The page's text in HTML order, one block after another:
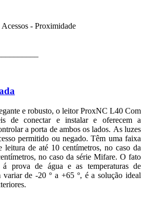
- Proximidade
e robusto, o leitor ProxNC L40 Com
de conectar e instalar e oferecem a
a porta de ambos os lados. As luzes
permitido ou negado. Têm uma faixa
leitura de até 10 centímetros, no caso da
no caso da série Mifare. O fato
prova de água e as temperaturas de
variar de -20 º a +65 º, é a solução ideal